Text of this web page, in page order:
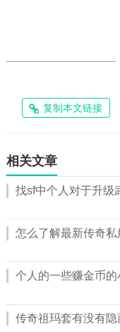
复制本文链接
相关文章
找sf中个人对于升级
怎么了解最新传奇私
个人的一些赚金币的
传奇祖玛套有没有隐